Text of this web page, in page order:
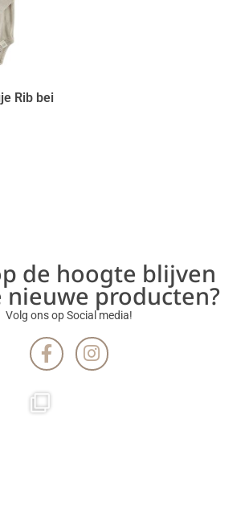
Rib bei
de hoogte blijven
nieuwe producten?
Volg ons op Social media!